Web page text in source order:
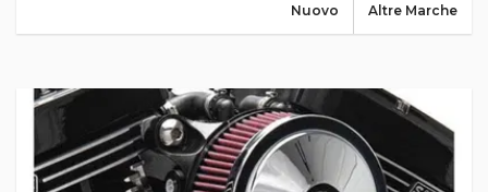
Altre Marche
Nuovo